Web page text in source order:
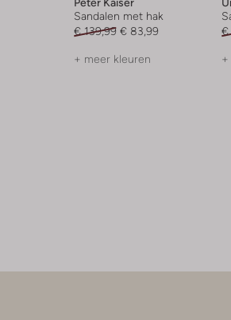
Sandalen met hak
€ 139,99 € 83,99
+ meer kleuren
€
+